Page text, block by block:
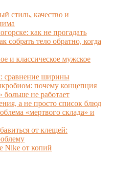
стиль, качество и
как не прогадать
собрать тело обратно, когда
и классическое мужское
сравнение ширины
почему концепция
не работает
а не просто список блюд
«мертвого склада» и
от клещей:
Nike от копий